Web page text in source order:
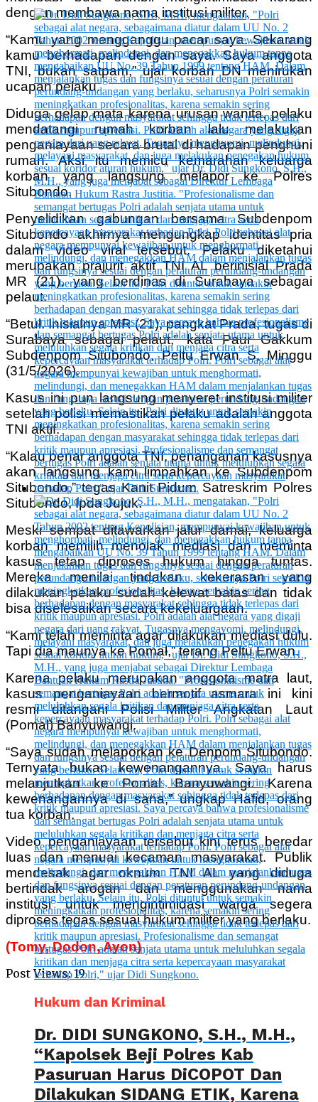
dengan membawa nama institusi militer.
“Kamu yang mengganggu pacar saya. Sekarang
kamu berhadapan dengan saya. Saya anggota
TNI, bukan satpam,” ujar korban DN menirukan
ucapan pelaku.
Diduga gelap mata karena urusan wanita, pelaku
mendatangi rumah korban lalu melakukan
penganiayaan secara brutal di hadapan penghuni
rumah. Aksi itu memicu kemarahan keluarga
korban yang langsung melapor ke Polres
Situbondo.
Penyelidikan gabungan bersama Subdenpom
Situbondo akhirnya mengungkap identitas pria
dalam video viral tersebut. Pelaku diketahui
merupakan prajurit aktif TNI AL berinisial Prada
MR (21), yang berdinas di Surabaya sebagai
pelaut.
“Betul. Inisialnya MR (21), pangkat Prada, tugas di
Surabaya sebagai pelaut,” kata Paur Gakkum
Subdenpom Situbondo, Peltu Erwan S, Minggu
(31/5/2026).
Kasus ini pun langsung menyeret institusi militer
setelah polisi memastikan pelaku adalah anggota
TNI aktif.
“Kalau benar anggota TNI, penanganan kasusnya
akan langsung kami limpahkan ke Subdenpom
Situbondo,” tegas Kanit Pidum Satreskrim Polres
Situbondo, Ipda Jujuk.
Meski sempat ditawarkan jalur damai, keluarga
korban memilih menolak mediasi dan meminta
kasus tetap diproses hukum hingga tuntas.
Mereka menilai tindakan kekerasan yang
dilakukan pelaku sudah kelewat batas dan tidak
bisa diselesaikan secara kekeluargaan.
“Kami telah meminta agar dilakukan mediasi dulu.
Tapi dia maunya ke Pomal,” terang Peltu Erwan.
Karena pelaku merupakan anggota matra laut,
kasus penganiayaan bermotif asmara ini kini
resmi ditangani Polisi Militer Angkatan Laut
(Pomal) Banyuwangi.
“Saya sudah melaporkan ke Denpom Situbondo.
Ternyata bukan kewenangannya. Saya harus
melanjutkan ke Pomal Banyuwangi. Karena
kewenangannya di sana,” ungkap Hafid, orang
tua korban.
Video penganiayaan tersebut kini terus beredar
luas dan menuai kecaman masyarakat. Publik
mendesak agar oknum TNI AL yang diduga
bertindak arogan dan menggunakan nama
institusi untuk mengintimidasi warga segera
diproses tegas sesuai hukum militer yang berlaku.
(Tomy, Dodon, Ayon)
Post Views: 19
Hukum dan Kriminal
Dr. DIDI SUNGKONO, S.H., M.H.,
“Kapolsek Beji Polres Kab
Pasuruan Harus DiCOPOT Dan
Dilakukan SIDANG ETIK, Karena